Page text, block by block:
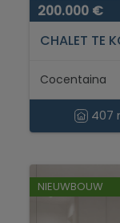
200.000 €
CHALET TE
Cocentaina
407
NIEUWBOUW